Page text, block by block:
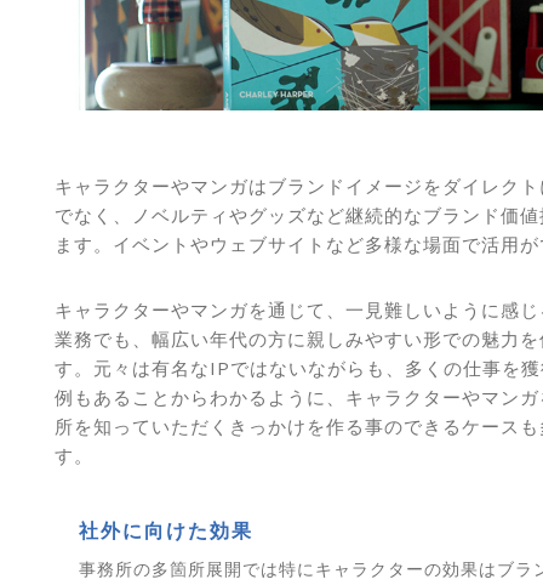
キャラクターやマンガはブランドイメージをダイレク
でなく、ノベルティやグッズなど継続的なブランド価
ます。イベントやウェブサイトなど多様な場面で活用
キャラクターやマンガを通じて、一見難しいように感
業務でも、幅広い年代の方に親しみやすい形での魅力
す。元々は有名なIPではないながらも、多くの仕事を
例もあることからわかるように、キャラクターやマン
所を知っていただくきっかけを作る事のできるケース
す。
社外に向けた効果
事務所の多箇所展開では特にキャラクターの効果はブラ